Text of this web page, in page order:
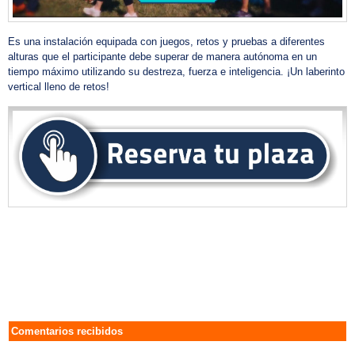
Es una instalación equipada con juegos, retos y pruebas a diferentes
alturas que el participante debe superar de manera autónoma en un
tiempo máximo utilizando su destreza, fuerza e inteligencia. ¡Un laberinto
vertical lleno de retos!
Comentarios recibidos